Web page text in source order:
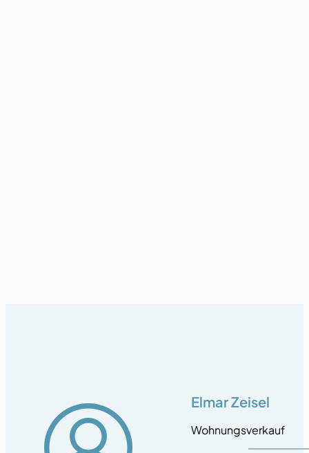
Elmar Zeisel
Wohnungsverkauf